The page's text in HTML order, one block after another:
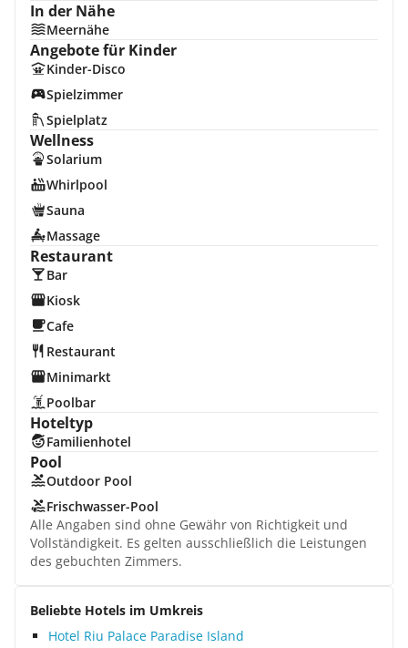
In der Nähe
Meernähe
Angebote für Kinder
Kinder-Disco
Spielzimmer
Spielplatz
Wellness
Solarium
Whirlpool
Sauna
Massage
Restaurant
Bar
Kiosk
Cafe
Restaurant
Minimarkt
Poolbar
Hoteltyp
Familienhotel
Pool
Outdoor Pool
Frischwasser-Pool
Alle Angaben sind ohne Gewähr von Richtigkeit und
Vollständigkeit. Es gelten ausschließlich die Leistungen
des gebuchten Zimmers.
Beliebte Hotels im Umkreis
Hotel Riu Palace Paradise Island